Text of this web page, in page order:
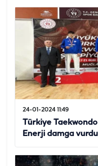
24-01-2024 11:49
Türkiye Taekwondo
Enerji damga vurdu